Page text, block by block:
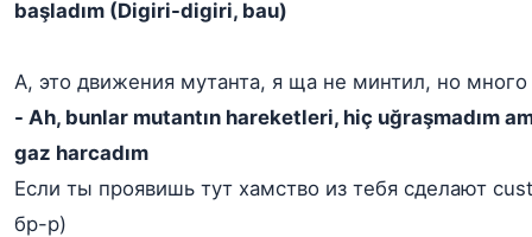
başladım (Digiri-digiri, bau)
А, это движения мутанта, я ща не минтил, но много
- Ah, bunlar mutantın hareketleri, hiç uğraşmadım
gaz harcadım
Если ты проявишь тут хамство из тебя сделают
бр-р)